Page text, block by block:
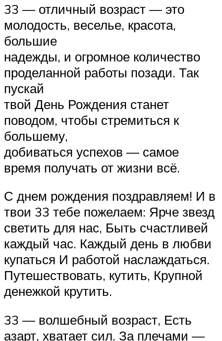
33 — отличный возраст — это
молодость, веселье, красота,
большие
надежды, и огромное количество
проделанной работы позади. Так
пускай
твой День Рождения станет
поводом, чтобы стремиться к
большему,
добиваться успехов — самое
время получать от жизни всё.
С днем рождения поздравляем! И в
твои 33 тебе пожелаем: Ярче звезд
светить для нас, Быть счастливей
каждый час. Каждый день в любви
купаться И работой наслаждаться.
Путешествовать, кутить, Крупной
денежкой крутить.
33 — волшебный возраст, Есть
азарт, хватает сил. За плечами —